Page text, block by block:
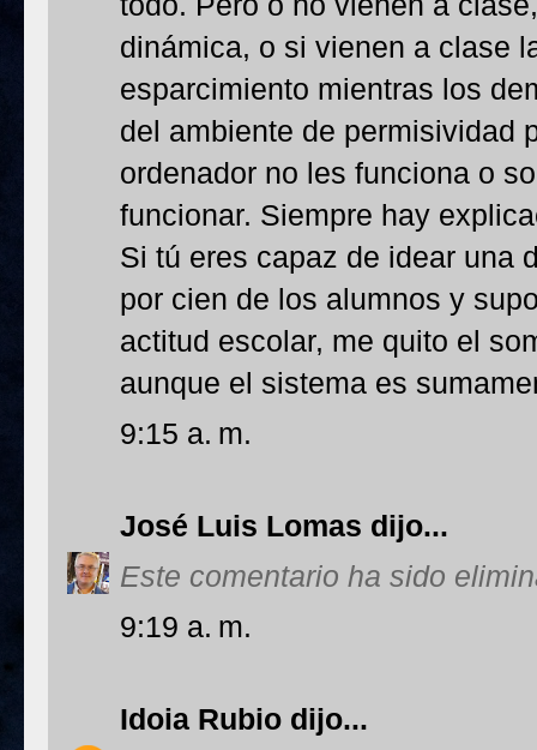
dinámica, o si vienen a clase
esparcimiento mientras los
del ambiente de permisividad
ordenador no les funciona o
funcionar. Siempre hay
Si tú eres capaz de idear una
por cien de los alumnos y
actitud escolar, me quito el
aunque el sistema es
9:15 a. m.
José Luis Lomas dijo...
Este comentario ha sido
9:19 a. m.
Idoia Rubio dijo...